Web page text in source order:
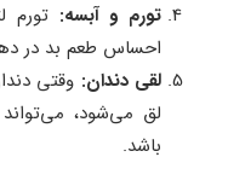
تورم و آبسه: تورم
احساس طعم بد در
لقی دندان: وقتی
لق می‌شود،
باشد.